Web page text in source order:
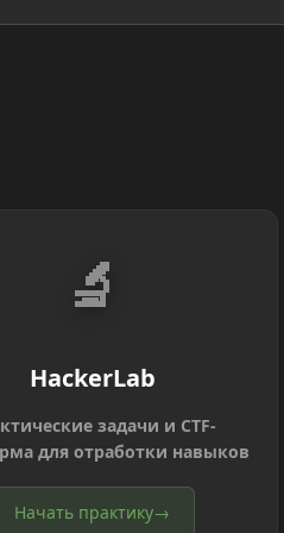
🔬
HackerLab
задачи и CTF-
для отработки навыков
Начать практику→